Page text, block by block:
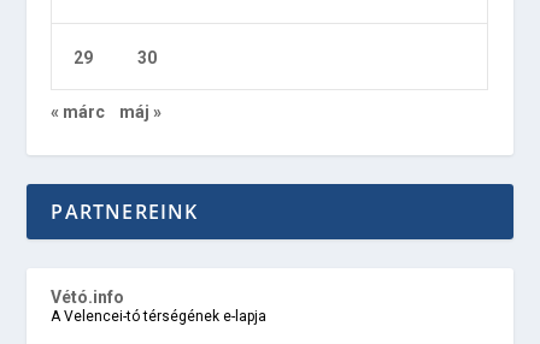
29 30
« márc máj »
PARTNEREINK
Vétó.info
A Velencei-tó térségének e-lapja